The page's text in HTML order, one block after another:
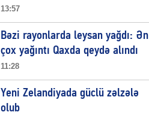
13:57
Bəzi rayonlarda leysan yağdı: Ən
çox yağıntı Qaxda qeydə alındı
11:28
Yeni Zelandiyada güclü zəlzələ
olub